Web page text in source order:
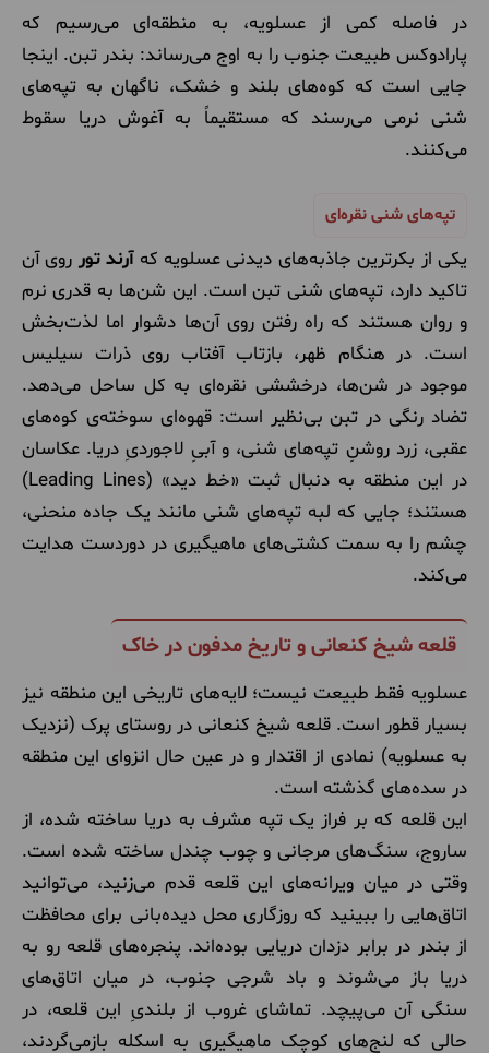
در فاصله کمی از عسلویه، به منطقه‌ای می‌رسیم که
پارادوکس طبیعت جنوب را به اوج می‌رساند: بندر تبن. اینجا
جایی است که کوه‌های بلند و خشک، ناگهان به تپه‌های
شنی نرمی می‌رسند که مستقیماً به آغوش دریا سقوط
می‌کنند.
تپه‌های شنی نقره‌ای
یکی از بکرترین جاذبه‌های دیدنی عسلویه کهآرند تور روی آن
تاکید دارد، تپه‌های شنی تبن است. این شن‌ها به قدری نرم
و روان هستند که راه رفتن روی آن‌ها دشوار اما لذت‌بخش
است. در هنگام ظهر، بازتاب آفتاب روی ذرات سیلیس
موجود در شن‌ها، درخششی نقره‌ای به کل ساحل می‌دهد.
تضاد رنگی در تبن بی‌نظیر است: قهوه‌ای سوخته‌ی کوه‌های
عقبی، زرد روشنِ تپه‌های شنی، و آبیِ لاجوردیِ دریا. عکاسان
در این منطقه به دنبال ثبت «خط دید» (Leading Lines)
هستند؛ جایی که لبه تپه‌های شنی مانند یک جاده منحنی،
چشم را به سمت کشتی‌های ماهیگیری در دوردست هدایت
می‌کند.
قلعه شیخ کنعانی و تاریخ مدفون در خاک
عسلویه فقط طبیعت نیست؛ لایه‌های تاریخی این منطقه نیز
بسیار قطور است. قلعه شیخ کنعانی در روستای پرک (نزدیک
به عسلویه) نمادی از اقتدار و در عین حال انزوای این منطقه
در سده‌های گذشته است.
این قلعه که بر فراز یک تپه مشرف به دریا ساخته شده، از
ساروج، سنگ‌های مرجانی و چوب چندل ساخته شده است.
وقتی در میان ویرانه‌های این قلعه قدم می‌زنید، می‌توانید
اتاق‌هایی را ببینید که روزگاری محل دیده‌بانی برای محافظت
از بندر در برابر دزدان دریایی بوده‌اند. پنجره‌های قلعه رو به
دریا باز می‌شوند و باد شرجی جنوب، در میان اتاق‌های
سنگی آن می‌پیچد. تماشای غروب از بلندیِ این قلعه، در
حالی که لنج‌های کوچک ماهیگیری به اسکله بازمی‌گردند،